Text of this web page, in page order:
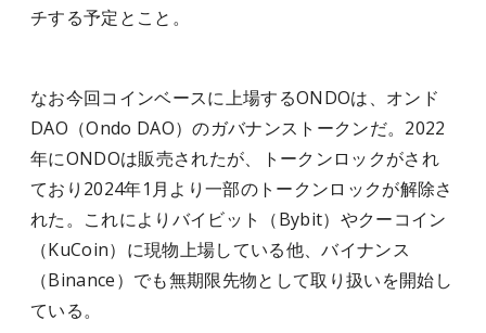
チする予定とこと。
なお今回コインベースに上場するONDOは、オンド
DAO（Ondo DAO）のガバナンストークンだ。2022
年にONDOは販売されたが、トークンロックがされ
ており2024年1月より一部のトークンロックが解除さ
れた。これによりバイビット（Bybit）やクーコイン
（KuCoin）に現物上場している他、バイナンス
（Binance）でも無期限先物として取り扱いを開始し
ている。